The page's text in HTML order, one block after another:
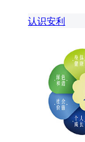
认识安利